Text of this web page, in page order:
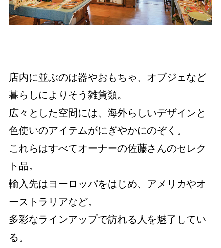
店内に並ぶのは器やおもちゃ、オブジェなど
暮らしによりそう雑貨類。
広々とした空間には、海外らしいデザインと
色使いのアイテムがにぎやかにのぞく。
これらはすべてオーナーの佐藤さんのセレク
ト品。
輸入先はヨーロッパをはじめ、アメリカやオ
ーストラリアなど。
多彩なラインアップで訪れる人を魅了してい
る。